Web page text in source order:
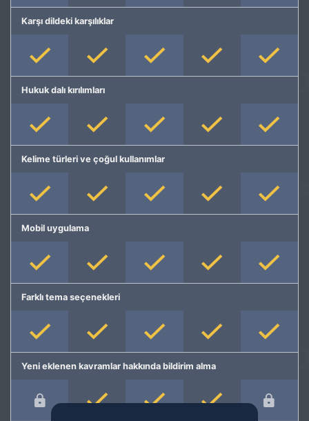
Karşı dildeki karşılıklar
Hukuk dalı kırılımları
Kelime türleri ve çoğul kullanımlar
Mobil uygulama
Farklı tema seçenekleri
Yeni eklenen kavramlar hakkında bildirim alma